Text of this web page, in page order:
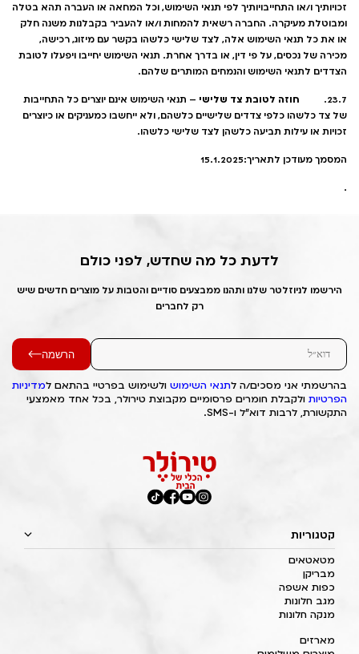
זכויותיך ו/או התחייבויותיך לפי תנאי השימוש, וכל המחאה או העברה תהא בטלה
ומבוטלת מעיקרה. החברה רשאית להמחות ו/או להעביר בקבלנות משנה חלק
או את כל תנאי השימוש אלה, לצד שלישי כלשהו בקשר עם מיזוג, רכישה,
מכירה של נכסים, על פי דין, או בדרך אחרת. תנאי השימוש יחייבו ויפעלו לטובת
הצדדים לתנאי השימוש והנמחים המותרים שלהם.
23.7. חוזה לטובת צד שלישי – תנאי השימוש אינם יוצרים כל התחייבות
של צד כלשהו כלפי צדדים שלישיים כלשהם, ולא ייחשבו כמעניקים או כיוצרים
זכויות או עילות תביעה כלשהן לצד שלישי כלשהו.
המסמך מעודכן לתאריך:15.1.2025
.
לדעת כל מה שחדש, לפני כולם
הירשמו לניוזלטר שלנו ותהנו ממבצעים סודיים והטבות על מוצרים חדשים שיש
רק לחברים
הרשמה
בהרשמתי אני מסכים/ה לתנאי השימוש ולשימוש בפרטיי בהתאם למדיניות
הפרטיות ולקבלת חומרים פרסומיים מקבוצת טירולר, בכל אחד מאמצעי
התקשורת, לרבות דוא"ל ו-SMS.
קטגוריות
מטאטאים
מבריקן
כפות אשפה
מגב חלונות
מנקה חלונות
מארזים